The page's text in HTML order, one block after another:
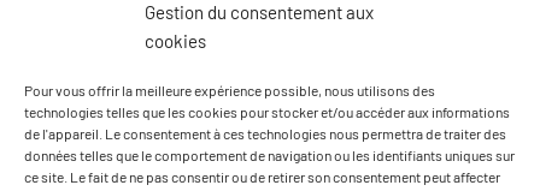
Gestion du consentement aux
cookies
Pour vous offrir la meilleure expérience possible, nous utilisons des
technologies telles que les cookies pour stocker et/ou accéder aux informations
de l'appareil. Le consentement à ces technologies nous permettra de traiter des
données telles que le comportement de navigation ou les identifiants uniques sur
ce site. Le fait de ne pas consentir ou de retirer son consentement peut affecter